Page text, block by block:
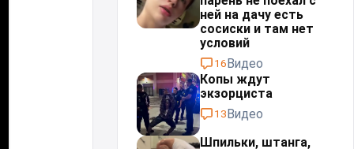
ней на дачу есть
сосиски и там нет
условий
16Видео
Копы ждут
экзорциста⁠⁠
13Видео
Шпильки, штанга,